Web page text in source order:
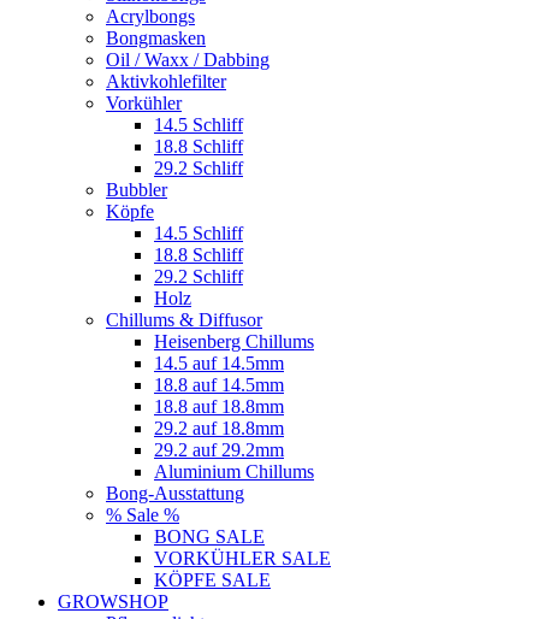
Acrylbongs
Bongmasken
Oil / Waxx / Dabbing
Aktivkohlefilter
Vorkühler
14.5 Schliff
18.8 Schliff
29.2 Schliff
Bubbler
Köpfe
14.5 Schliff
18.8 Schliff
29.2 Schliff
Holz
Chillums & Diffusor
Heisenberg Chillums
14.5 auf 14.5mm
18.8 auf 14.5mm
18.8 auf 18.8mm
29.2 auf 18.8mm
29.2 auf 29.2mm
Aluminium Chillums
Bong-Ausstattung
% Sale %
BONG SALE
VORKÜHLER SALE
KÖPFE SALE
GROWSHOP